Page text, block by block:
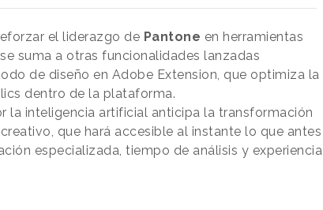
el liderazgo de Pantone en herramientas
suma a otras funcionalidades lanzadas
de diseño en Adobe Extension, que optimiza la
dentro de la plataforma.
la inteligencia artificial anticipa la transformación
que hará accesible al instante lo que antes
especializada, tiempo de análisis y experiencia